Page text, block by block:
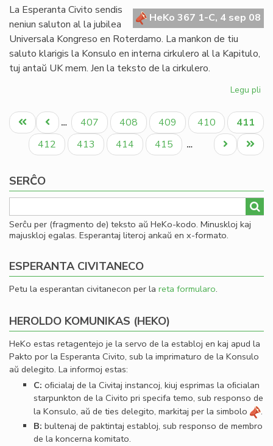
HeKo 367 1-C, 4 sep 08
La Esperanta Civito sendis
neniun saluton al la jubilea
Universala Kongreso en Roterdamo. La mankon de tiu
saluto klarigis la Konsulo en interna cirkulero al la Kapitulo,
tuj antaŭ UK mem. Jen la teksto de la cirkulero.
Legu pli
ni
ne
Pagination
Unua
paĝo
Antaŭa
paĝo
… Paĝo
407 Paĝo
408 Paĝo
409 Paĝo
410
Aktuala
paĝo
411
Paĝo
412 Paĝo
413 Paĝo
414 Paĝo
415 …
Last
page
Next
page
SERĈO
Serĉu per (fragmento de) teksto aŭ HeKo-kodo. Minuskloj kaj
majuskloj egalas. Esperantaj literoj ankaŭ en x-formato.
ESPERANTA CIVITANECO
Petu la esperantan civitanecon per la reta formularo.
HEROLDO KOMUNIKAS (HEKO)
HeKo estas retagentejo je la servo de la establoj en kaj apud la
Pakto por la Esperanta Civito, sub la imprimaturo de la Konsulo
aŭ delegito. La informoj estas:
C: oﬁcialaj de la Civitaj instancoj, kiuj esprimas la oﬁcialan
starpunkton de la Civito pri specifa temo, sub responso de
la Konsulo, aŭ de ties delegito, markitaj per la simbolo
.
B: bultenaj de paktintaj establoj, sub responso de membro
de la koncerna komitato.